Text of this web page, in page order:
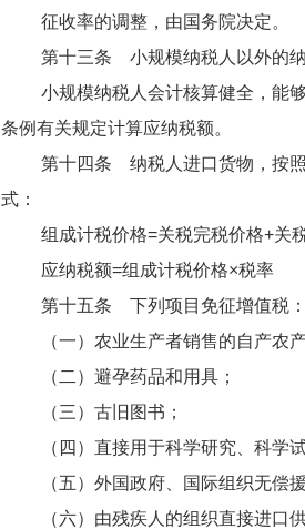
征收率的调整，由国务院决定。
第十三条 小规模纳税人以外的纳税
小规模纳税人会计核算健全，能够
条例有关规定计算应纳税额。
第十四条 纳税人进口货物，按照组
式：
组成计税价格=关税完税价格+关
应纳税额=组成计税价格×税率
第十五条 下列项目免征增值税：
（一）农业生产者销售的自产农产
（二）避孕药品和用具；
（三）古旧图书；
（四）直接用于科学研究、科学试
（五）外国政府、国际组织无偿援
（六）由残疾人的组织直接进口供